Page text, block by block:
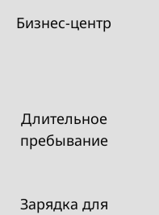
Бизнес-центр
Длительное
пребывание
Зарядка для